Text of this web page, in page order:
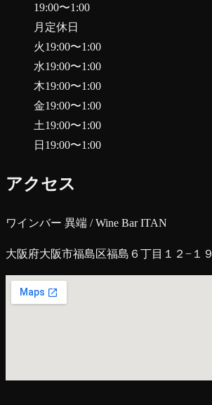
19:00〜1:00
月 定休日
火19:00〜1:00
水19:00〜1:00
木19:00〜1:00
金19:00〜1:00
土19:00〜1:00
日 19:00〜1:00
アクセス
ワインバー 異端 / Wine Bar ITAN
大阪府大阪市福島区福島６丁目１２−１９